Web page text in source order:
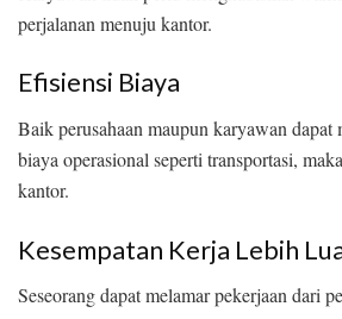
perjalanan menuju kantor.
Efisiensi Biaya
Baik perusahaan maupun karyawan dapat
biaya operasional seperti transportasi,
kantor.
Kesempatan Kerja Lebih
Seseorang dapat melamar pekerjaan dari